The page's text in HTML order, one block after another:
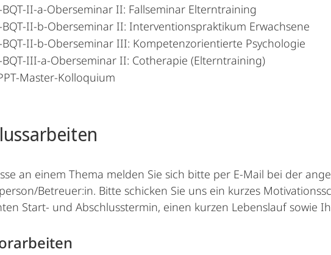
BQT-II-a-Oberseminar II: Fallseminar Elterntraining
BQT-II-b-Oberseminar II: Interventionspraktikum Erwachsene
BQT-II-b-Oberseminar III: Kompetenzorientierte Psychologie
BQT-III-a-Oberseminar II: Cotherapie (Elterntraining)
Master-Kolloquium
an einem Thema melden Sie sich bitte per E-Mail bei der
Betreuer:in. Bitte schicken Sie uns ein kurzes
Start- und Abschlusstermin, einen kurzen Lebenslauf sowie